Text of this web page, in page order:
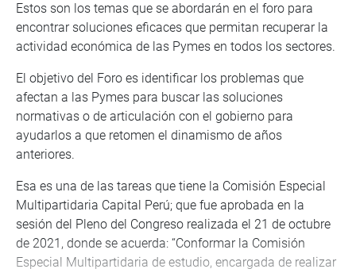
Estos son los temas que se abordarán en el foro para
encontrar soluciones eficaces que permitan recuperar la
actividad económica de las Pymes en todos los sectores.
El objetivo del Foro es identificar los problemas que
afectan a las Pymes para buscar las soluciones
normativas o de articulación con el gobierno para
ayudarlos a que retomen el dinamismo de años
anteriores.
Esa es una de las tareas que tiene la Comisión Especial
Multipartidaria Capital Perú; que fue aprobada en la
sesión del Pleno del Congreso realizada el 21 de octubre
de 2021, donde se acuerda: “Conformar la Comisión
Especial Multipartidaria de estudio, encargada de realizar